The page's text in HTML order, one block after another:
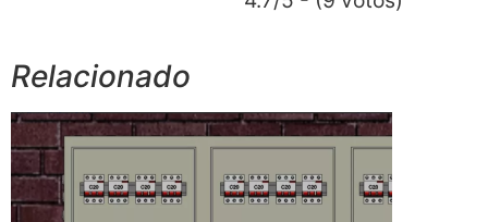
Relacionado